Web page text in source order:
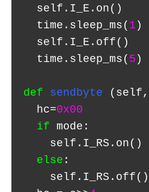
  self.I_E.on()
  time.sleep_ms(
1 )
  self.I_E.off()
  time.sleep_ms(
5 )
def sendbyte
(self,
  hc=
0x00
if mode:
    self.I_RS.on()
else :
    self.I_RS.off()